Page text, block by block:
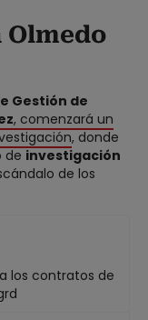
Olmedo
Gestión de
, comenzará un
, donde
de investigación
de los
los contratos de